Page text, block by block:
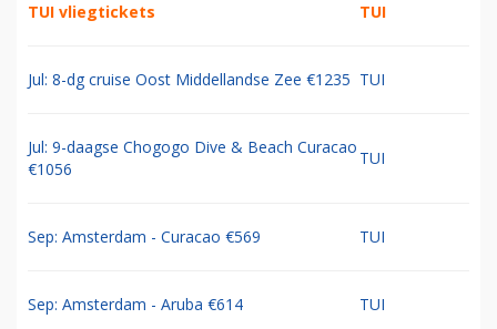
TUI vliegtickets TUI
Jul: 8-dg cruise Oost Middellandse Zee €1235 TUI
Jul: 9-daagse Chogogo Dive & Beach Curacao
€1056
TUI
Sep: Amsterdam - Curacao €569 TUI
Sep: Amsterdam - Aruba €614 TUI